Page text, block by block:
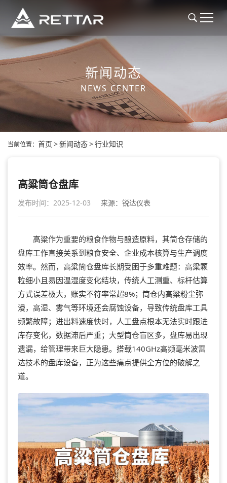
新闻动态
NEWS CENTER
当前位置： 首页 >新闻动态>行业知识
高粱筒仓盘库
发布时间：2025-12-03 来源：锐达仪表
高粱作为重要的粮食作物与酿造原料，其筒仓存储的
盘库工作直接关系到粮食安全、企业成本核算与生产调度
效率。然而，高粱筒仓盘库长期受困于多重难题：高粱颗
粒细小且易因温湿度变化结块，传统人工测重、标杆估算
方式误差极大，账实不符率常超8%；筒仓内高粱粉尘弥
漫，高湿、雾气等环境还会腐蚀设备，导致传统盘库工具
频繁故障；进出料速度快时，人工盘点根本无法实时跟进
库存变化，数据滞后严重；大型筒仓盲区多，盘库易出现
遗漏，给管理带来巨大隐患。搭载140GHz高频毫米波雷
达技术的盘库设备，正为这些痛点提供全方位的破解之
道。